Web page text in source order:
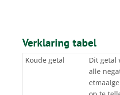
Verklaring tabel
Koude getal
Dit getal
alle